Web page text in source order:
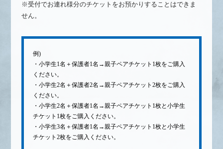
※受付でお連れ様分のチケットをお預かりすることはできま
せん。
例)
・小学生1名＋保護者1名→親子ペアチケット1枚をご購入
ください。
・小学生2名＋保護者2名→親子ペアチケット2枚をご購入
ください。
・小学生2名＋保護者1名→親子ペアチケット1枚と小学生
チケット1枚をご購入ください。
・小学生3名＋保護者1名→親子ペアチケット1枚と小学生
チケット2枚をご購入ください。